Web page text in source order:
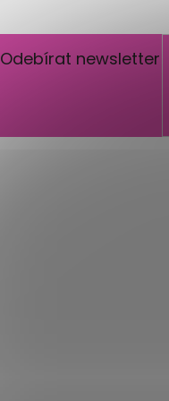
Odebírat newsletter